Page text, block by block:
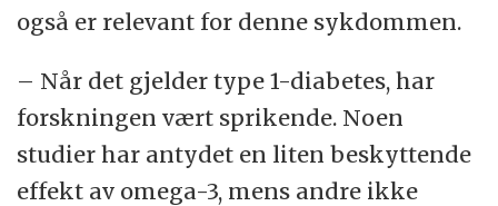
også er relevant for denne sykdommen.
– Når det gjelder type 1-diabetes, har
forskningen vært sprikende. Noen
studier har antydet en liten beskyttende
effekt av omega-3, mens andre ikke